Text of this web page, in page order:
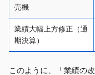
売機
業績大幅上方修正（通
期決算）
このように、「業績の